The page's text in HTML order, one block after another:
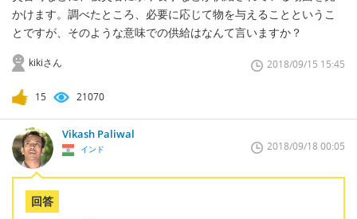
かけます。調べたところ、必要に応じて物を与えることというこ
とですが、そのような意味での供給はなんて言いますか？
kikiさん 2018/09/15 15:45
15 21070
Vikash Paliwal
インド 2018/09/18 00:05
回答